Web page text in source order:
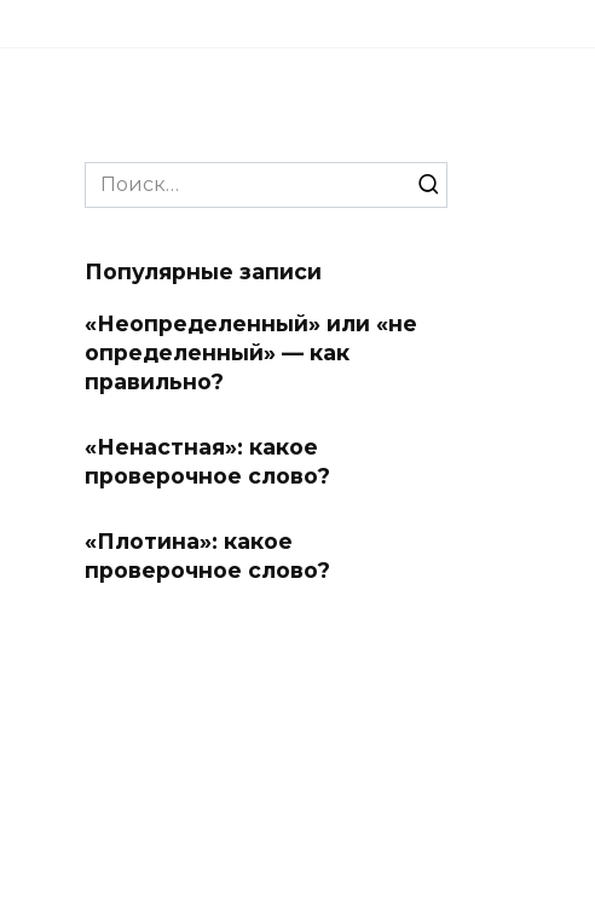
Search
for:
Популярные записи
«Неопределенный» или «не
определенный» — как
правильно?
«Ненастная»: какое
проверочное слово?
«Плотина»: какое
проверочное слово?